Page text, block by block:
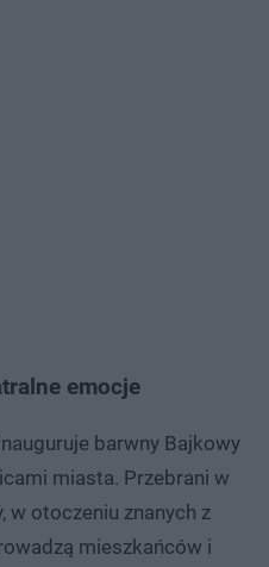
emocje
barwny Bajkowy
miasta. Przebrani w
w otoczeniu znanych z
mieszkańców i